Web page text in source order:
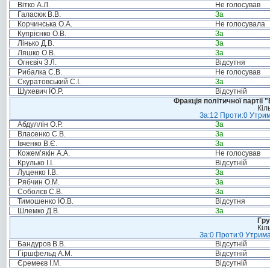
Вітко А.Л.
Не голосував
Галасюк В.В.
За
Корчинська О.А.
Не голосувала
Купрієнко О.В.
За
Лінько Д.В.
За
Ляшко О.В.
За
Огнєвіч З.Л.
Відсутня
Рибалка С.В.
Не голосував
Скуратовський С.І.
За
Шухевич Ю.Р.
Відсутній
Фракція політичної
За:12 Проти:0
Абдуллін О.Р.
За
Власенко С.В.
За
Івченко В.Є.
За
Кожем’якін А.А.
Не голосував
Крулько І.І.
Відсутній
Луценко І.В.
За
Рябчин О.М.
За
Соболєв С.В.
За
Тимошенко Ю.В.
Відсутня
Шлемко Д.В.
За
За:0 Проти:0
Бандуров В.В.
Відсутній
Гіршфельд А.М.
Відсутній
Єремеєв І.М.
Відсутній